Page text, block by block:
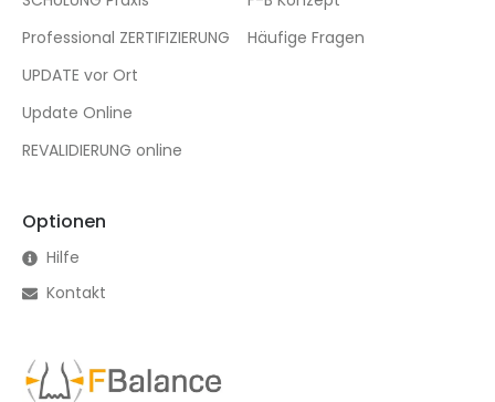
Professional ZERTIFIZIERUNG
UPDATE vor Ort
Update Online
REVALIDIERUNG online
Häufige Fragen
Optionen
Hilfe
Kontakt